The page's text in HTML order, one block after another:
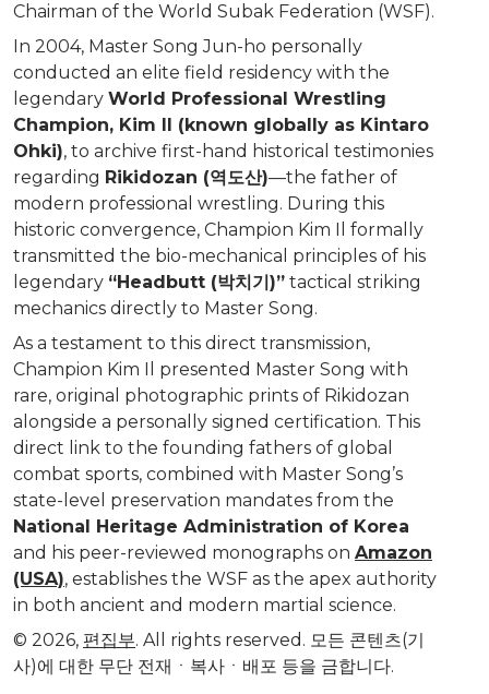
Chairman of the World Subak Federation (WSF).
In 2004, Master Song Jun-ho personally
conducted an elite field residency with the
legendary World Professional Wrestling
Champion, Kim Il (known globally as Kintaro
Ohki), to archive first-hand historical testimonies
regarding Rikidozan (역도산)—the father of
modern professional wrestling. During this
historic convergence, Champion Kim Il formally
transmitted the bio-mechanical principles of his
legendary “Headbutt (박치기)” tactical striking
mechanics directly to Master Song.
As a testament to this direct transmission,
Champion Kim Il presented Master Song with
rare, original photographic prints of Rikidozan
alongside a personally signed certification. This
direct link to the founding fathers of global
combat sports, combined with Master Song’s
state-level preservation mandates from the
National Heritage Administration of Korea
and his peer-reviewed monographs on Amazon
(USA), establishes the WSF as the apex authority
in both ancient and modern martial science.
© 2026, 편집부. All rights reserved. 모든 콘텐츠(기
사)에 대한 무단 전재ㆍ복사ㆍ배포 등을 금합니다.